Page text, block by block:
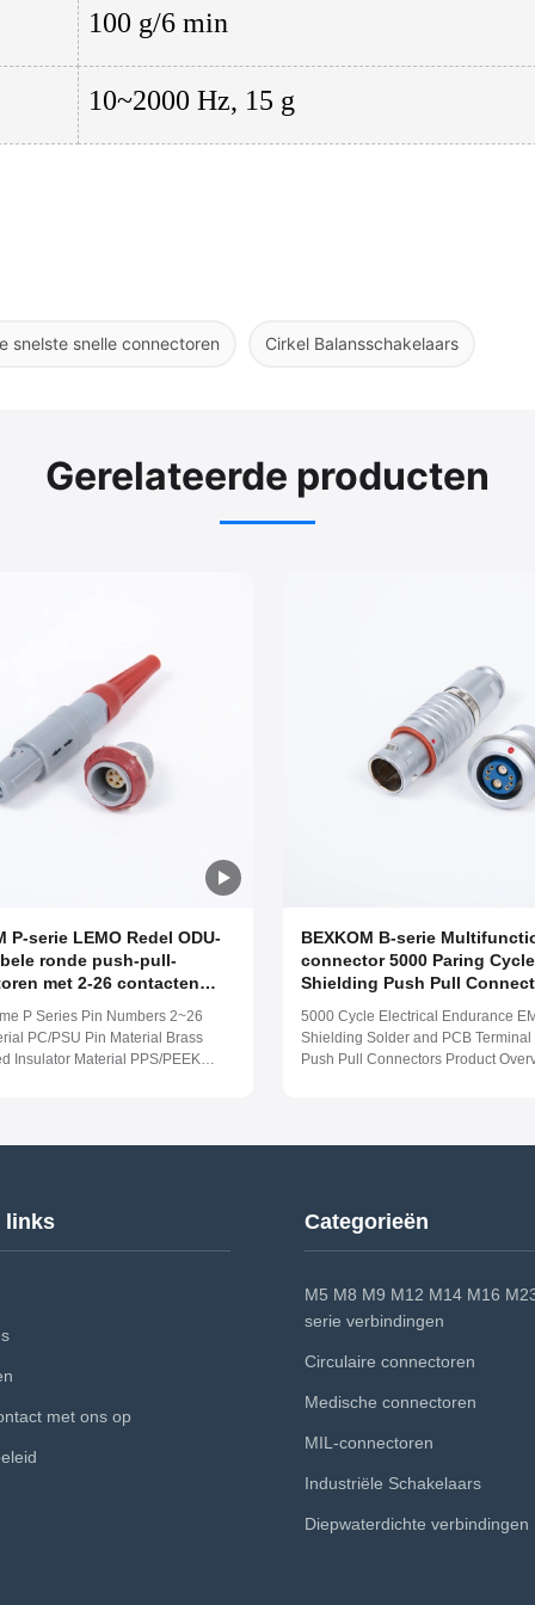
100 g/6 min
10~2000 Hz, 15 g
snelste snelle connectoren Cirkel Balansschakelaars
Gerelateerde producten
P-serie LEMO Redel ODU-
ronde push-pull-
met 2-26 contacten
messing contacten plastic
voor medische apparaten
P Series Pin Numbers 2~26
PC/PSU Pin Material Brass
Insulator Material PPS/PEEK
times Current Rate 1.5 - 13 A
BEXKOM B-serie
connector 5000 Paring
Shielding Push Pull
IP68 waterdicht aangepast
connector
5000 Cycle Electrical Endurance
Shielding Solder and PCB
Push Pull Connectors Product
Level IP50 Work Temperature (-55
links
met ons op
Categorieën
M5 M8 M9 M12 M14 M16
serie verbindingen
Circulaire connectoren
Medische connectoren
MIL-connectoren
Industriële Schakelaars
Diepwaterdichte verbindingen